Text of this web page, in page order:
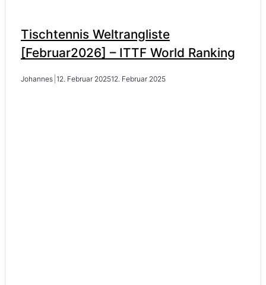
Tischtennis Weltrangliste
[Februar2026] – ITTF World Ranking
Johannes 12. Februar 202512. Februar 2025